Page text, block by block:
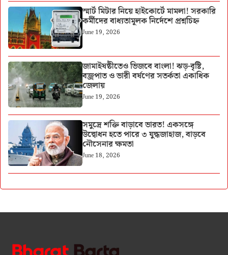
স্মার্ট মিটার নিয়ে হাইকোর্টে মামলা! সরকারি
কর্মীদের বাধ্যতামূলক নির্দেশে প্রশ্নচিহ্ন
June 19, 2026
জামাইষষ্ঠীতেও ভিজবে বাংলা! ঝড়-বৃষ্টি,
বজ্রপাত ও ভারী বর্ষণের সতর্কতা একাধিক
জেলায়
June 19, 2026
সমুদ্রে শক্তি বাড়াবে ভারত! একসঙ্গে
উদ্বোধন হতে পারে ৩ যুদ্ধজাহাজ, বাড়বে
নৌসেনার ক্ষমতা
June 18, 2026